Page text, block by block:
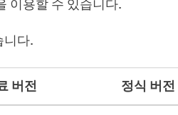
이용할 수 있습니다.
니다.
버전 정식 버전